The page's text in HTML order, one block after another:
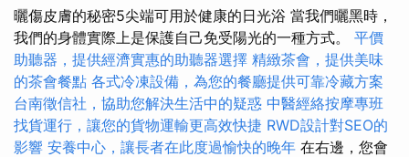
曬傷皮膚的秘密5尖端可用於健康的日光浴 當我們曬黑時，
我們的身體實際上是保護自己免受陽光的一種方式。 平價
助聽器，提供經濟實惠的助聽器選擇 精緻茶會，提供美味
的茶會餐點 各式冷凍設備，為您的餐廳提供可靠冷藏方案
台南徵信社，協助您解決生活中的疑惑 中醫經絡按摩專班
找貨運行，讓您的貨物運輸更高效快捷 RWD設計對SEO的
影響 安養中心，讓長者在此度過愉快的晚年 在右邊，您會